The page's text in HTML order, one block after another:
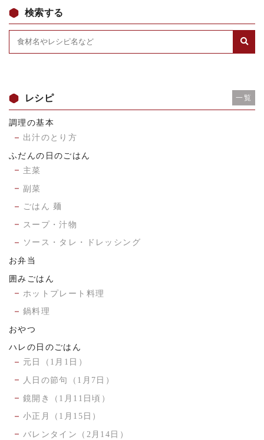
検索する
レシピ 一覧
調理の基本
出汁のとり方
ふだんの日のごはん
主菜
副菜
ごはん 麺
スープ・汁物
ソース・タレ・ドレッシング
お弁当
囲みごはん
ホットプレート料理
鍋料理
おやつ
ハレの日のごはん
元日（1月1日）
人日の節句（1月7日）
鏡開き（1月11日頃）
小正月（1月15日）
バレンタイン（2月14日）